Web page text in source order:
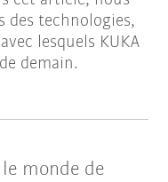
des technologies,
lesquels KUKA
demain.
monde de